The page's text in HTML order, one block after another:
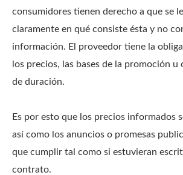
consumidores tienen derecho a que se
claramente en qué consiste ésta y no
información. El proveedor tiene la
los precios, las bases de la promoción u
de duración.
Es por esto que los precios informados
así como los anuncios o promesas
que cumplir tal como si estuvieran
contrato.